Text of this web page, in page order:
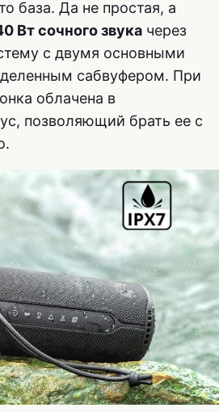
база. Да не простая, а
Вт сочного звука через
с двумя основными
сабвуфером. При
облачена в
позволяющий брать ее с